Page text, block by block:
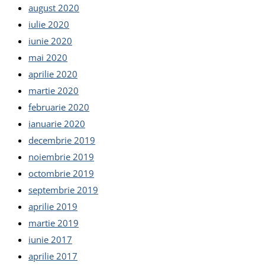
august 2020
iulie 2020
iunie 2020
mai 2020
aprilie 2020
martie 2020
februarie 2020
ianuarie 2020
decembrie 2019
noiembrie 2019
octombrie 2019
septembrie 2019
aprilie 2019
martie 2019
iunie 2017
aprilie 2017